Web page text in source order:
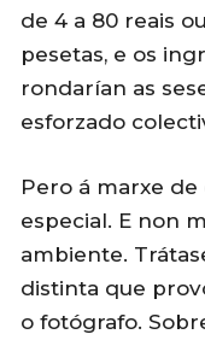
de 4 a 80 reais
pesetas, e os
rondarían as
esforzado
Pero á marxe
especial. E non
ambiente.
distinta que
o fotógrafo.